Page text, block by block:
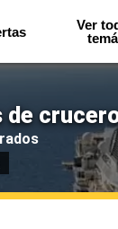
Ver